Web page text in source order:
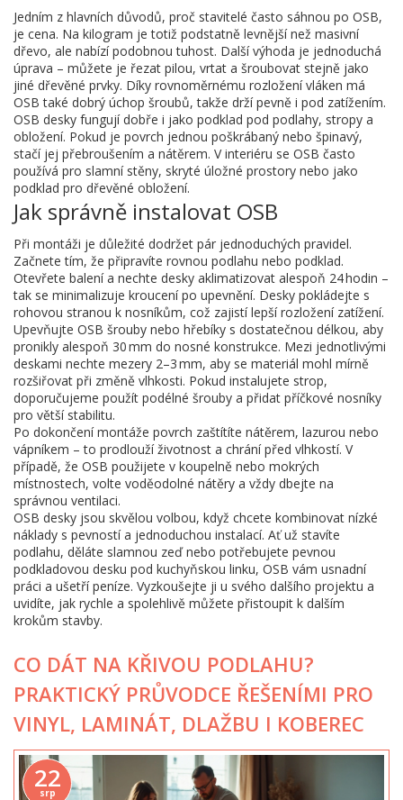
Jedním z hlavních důvodů, proč stavitelé často sáhnou po OSB,
je cena. Na kilogram je totiž podstatně levnější než masivní
dřevo, ale nabízí podobnou tuhost. Další výhoda je jednoduchá
úprava – můžete je řezat pilou, vrtat a šroubovat stejně jako
jiné dřevěné prvky. Díky rovnoměrnému rozložení vláken má
OSB také dobrý úchop šroubů, takže drží pevně i pod zatížením.
OSB desky fungují dobře i jako podklad pod podlahy, stropy a
obložení. Pokud je povrch jednou poškrábaný nebo špinavý,
stačí jej přebroušením a nátěrem. V interiéru se OSB často
používá pro slamní stěny, skryté úložné prostory nebo jako
podklad pro dřevěné obložení.
Jak správně instalovat OSB
Při montáži je důležité dodržet pár jednoduchých pravidel.
Začnete tím, že připravíte rovnou podlahu nebo podklad.
Otevřete balení a nechte desky aklimatizovat alespoň 24 hodin –
tak se minimalizuje kroucení po upevnění. Desky pokládejte s
rohovou stranou k nosníkům, což zajistí lepší rozložení zatížení.
Upevňujte OSB šrouby nebo hřebíky s dostatečnou délkou, aby
pronikly alespoň 30 mm do nosné konstrukce. Mezi jednotlivými
deskami nechte mezery 2–3 mm, aby se materiál mohl mírně
rozšiřovat při změně vlhkosti. Pokud instalujete strop,
doporučujeme použít podélné šrouby a přidat příčkové nosníky
pro větší stabilitu.
Po dokončení montáže povrch zaštítíte nátěrem, lazurou nebo
vápníkem – to prodlouží životnost a chrání před vlhkostí. V
případě, že OSB použijete v koupelně nebo mokrých
místnostech, volte voděodolné nátěry a vždy dbejte na
správnou ventilaci.
OSB desky jsou skvělou volbou, když chcete kombinovat nízké
náklady s pevností a jednoduchou instalací. Ať už stavíte
podlahu, děláte slamnou zeď nebo potřebujete pevnou
podkladovou desku pod kuchyňskou linku, OSB vám usnadní
práci a ušetří peníze. Vyzkoušejte ji u svého dalšího projektu a
uvidíte, jak rychle a spolehlivě můžete přistoupit k dalším
krokům stavby.
CO DÁT NA KŘIVOU PODLAHU?
PRAKTICKÝ PRŮVODCE ŘEŠENÍMI PRO
VINYL, LAMINÁT, DLAŽBU I KOBEREC
22
srp